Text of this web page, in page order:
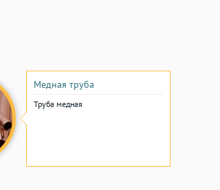
Медная труба
Труба медная